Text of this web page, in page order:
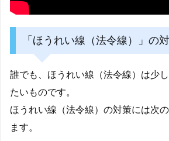
「ほうれい線（法令線）」の
誰でも、ほうれい線（法令線）は少
たいものです。
ほうれい線（法令線）の対策には次
ます。